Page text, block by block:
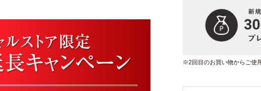
※2回目のお買い物からご使